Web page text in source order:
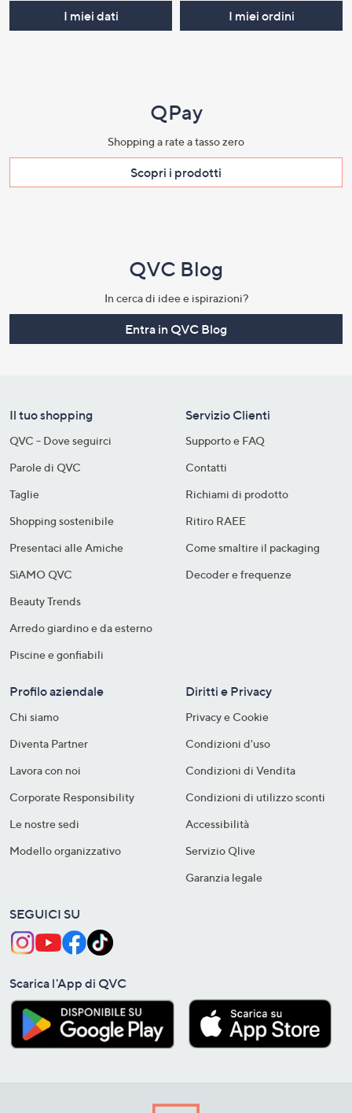
I miei dati I miei ordini
QPay
Shopping a rate a tasso zero​
Scopri i prodotti​
QVC Blog
In cerca di idee e ispirazioni?
Entra in QVC Blog
Il tuo shopping
QVC - Dove seguirci
Parole di QVC
Taglie
Shopping sostenibile​
Presentaci alle Amiche
SìAMO QVC
Beauty Trends
Arredo giardino e da esterno
Piscine e gonfiabili
Servizio Clienti
Supporto e FAQ
Contatti
Richiami di prodotto
Ritiro RAEE
Come smaltire il packaging​
Decoder e frequenze​
Profilo aziendale
Chi siamo
Diventa Partner
Lavora con noi
Corporate Responsibility
Le nostre sedi
Modello organizzativo
Diritti e Privacy
Privacy e Cookie
Condizioni d'uso
Condizioni di Vendita
Condizioni di utilizzo sconti
Accessibilità
Servizio Qlive
Garanzia legale
SEGUICI SU
Scarica l'App di QVC